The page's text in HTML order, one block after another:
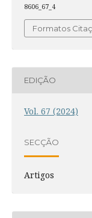
8606_67_4
Formatos
EDIÇÃO
Vol. 67 (2024)
SECÇÃO
Artigos